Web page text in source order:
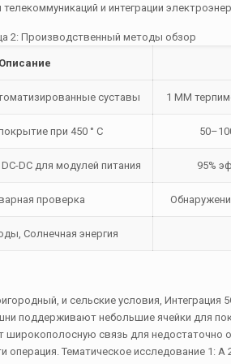
и интеграции
2: Производственный методы обзор
Описание
суставы 1 ММ
при 450 ° C
DC для модулей питания 95%
проверка
Солнечная энергия
и сельские условия, Интеграция
поддерживают небольшие ячейки для
широкополосную связь для недостаточно
Тематическое исследование 1: А